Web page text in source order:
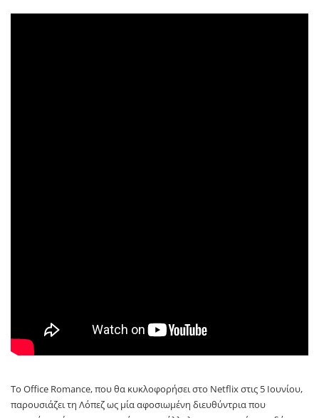
Το Office Romance, που θα κυκλοφορήσει στο Netflix στις 5 Ιουνίου,
παρουσιάζει τη Λόπεζ ως μία αφοσιωμένη διευθύντρια που